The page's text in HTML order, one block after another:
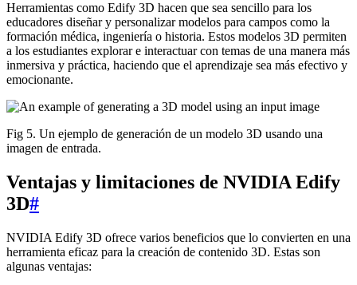
Herramientas como Edify 3D hacen que sea sencillo para los
educadores diseñar y personalizar modelos para campos como la
formación médica, ingeniería o historia. Estos modelos 3D permiten
a los estudiantes explorar e interactuar con temas de una manera más
inmersiva y práctica, haciendo que el aprendizaje sea más efectivo y
emocionante.
Fig 5. Un ejemplo de generación de un modelo 3D usando una
imagen de entrada.
Ventajas y limitaciones de NVIDIA Edify
3D#
NVIDIA Edify 3D ofrece varios beneficios que lo convierten en una
herramienta eficaz para la creación de contenido 3D. Estas son
algunas ventajas: